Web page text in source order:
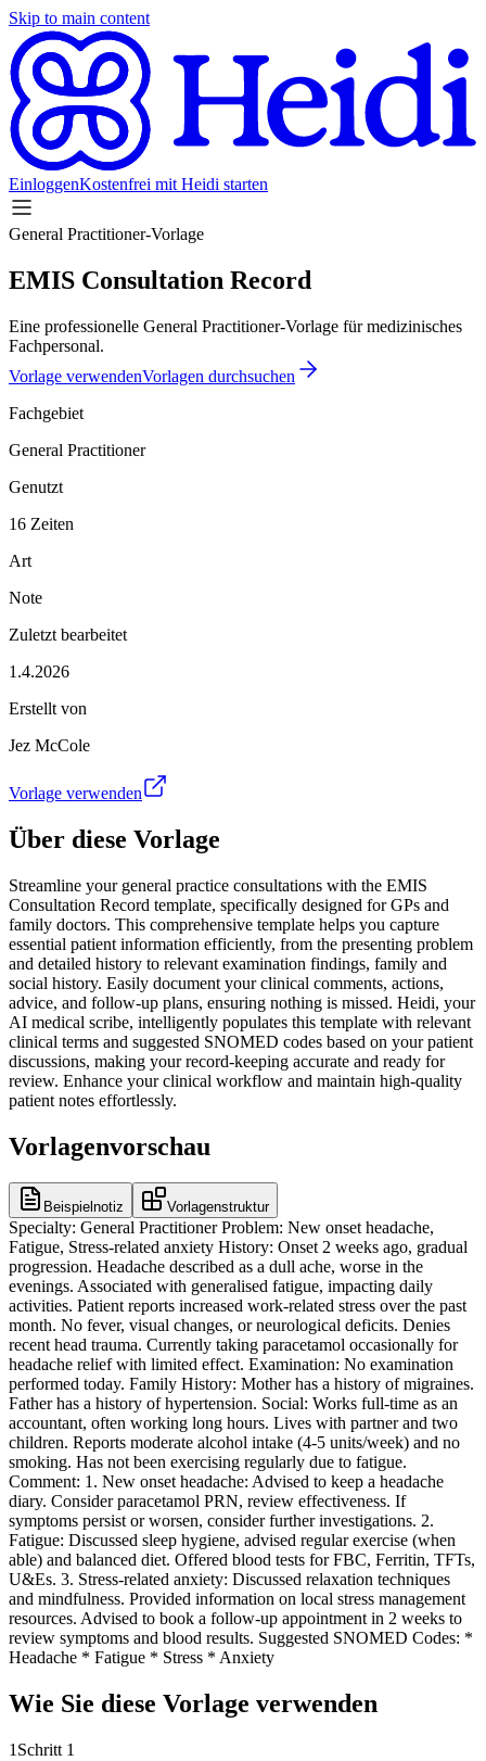
Skip to main content
EinloggenKostenfrei mit Heidi starten
General Practitioner-Vorlage
EMIS Consultation Record
Eine professionelle General Practitioner-Vorlage für medizinisches
Fachpersonal.
Vorlage verwendenVorlagen durchsuchen
Fachgebiet
General Practitioner
Genutzt
16 Zeiten
Art
Note
Zuletzt bearbeitet
1.4.2026
Erstellt von
Jez McCole
Vorlage verwenden
Über diese Vorlage
Streamline your general practice consultations with the EMIS
Consultation Record template, specifically designed for GPs and
family doctors. This comprehensive template helps you capture
essential patient information efficiently, from the presenting problem
and detailed history to relevant examination findings, family and
social history. Easily document your clinical comments, actions,
advice, and follow-up plans, ensuring nothing is missed. Heidi, your
AI medical scribe, intelligently populates this template with relevant
clinical terms and suggested SNOMED codes based on your patient
discussions, making your record-keeping accurate and ready for
review. Enhance your clinical workflow and maintain high-quality
patient notes effortlessly.
Vorlagenvorschau
Beispielnotiz Vorlagenstruktur
Specialty: General Practitioner Problem: New onset headache,
Fatigue, Stress-related anxiety History: Onset 2 weeks ago, gradual
progression. Headache described as a dull ache, worse in the
evenings. Associated with generalised fatigue, impacting daily
activities. Patient reports increased work-related stress over the past
month. No fever, visual changes, or neurological deficits. Denies
recent head trauma. Currently taking paracetamol occasionally for
headache relief with limited effect. Examination: No examination
performed today. Family History: Mother has a history of migraines.
Father has a history of hypertension. Social: Works full-time as an
accountant, often working long hours. Lives with partner and two
children. Reports moderate alcohol intake (4-5 units/week) and no
smoking. Has not been exercising regularly due to fatigue.
Comment: 1. New onset headache: Advised to keep a headache
diary. Consider paracetamol PRN, review effectiveness. If
symptoms persist or worsen, consider further investigations. 2.
Fatigue: Discussed sleep hygiene, advised regular exercise (when
able) and balanced diet. Offered blood tests for FBC, Ferritin, TFTs,
U&Es. 3. Stress-related anxiety: Discussed relaxation techniques
and mindfulness. Provided information on local stress management
resources. Advised to book a follow-up appointment in 2 weeks to
review symptoms and blood results. Suggested SNOMED Codes: *
Headache * Fatigue * Stress * Anxiety
Wie Sie diese Vorlage verwenden
1 Schritt 1